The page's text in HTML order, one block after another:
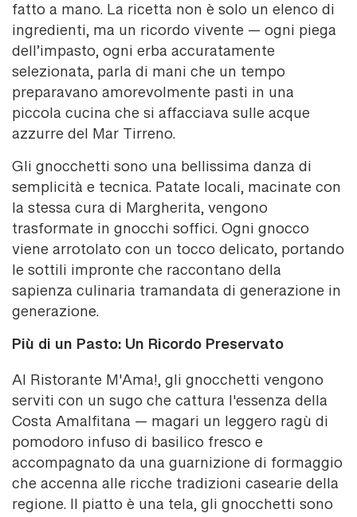
fatto a mano. La ricetta non è solo un elenco di
ingredienti, ma un ricordo vivente — ogni piega
dell’impasto, ogni erba accuratamente
selezionata, parla di mani che un tempo
preparavano amorevolmente pasti in una
piccola cucina che si affacciava sulle acque
azzurre del Mar Tirreno.
Gli gnocchetti sono una bellissima danza di
semplicità e tecnica. Patate locali, macinate con
la stessa cura di Margherita, vengono
trasformate in gnocchi soffici. Ogni gnocco
viene arrotolato con un tocco delicato, portando
le sottili impronte che raccontano della
sapienza culinaria tramandata di generazione in
generazione.
Più di un Pasto: Un Ricordo Preservato
Al Ristorante M'Ama!, gli gnocchetti vengono
serviti con un sugo che cattura l'essenza della
Costa Amalfitana — magari un leggero ragù di
pomodoro infuso di basilico fresco e
accompagnato da una guarnizione di formaggio
che accenna alle ricche tradizioni casearie della
regione. Il piatto è una tela, gli gnocchetti sono